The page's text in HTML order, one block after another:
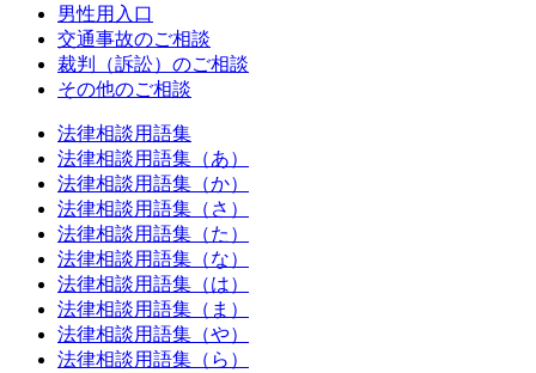
男性用入口
交通事故のご相談
裁判（訴訟）のご相談
その他のご相談
法律相談用語集
法律相談用語集（あ）
法律相談用語集（か）
法律相談用語集（さ）
法律相談用語集（た）
法律相談用語集（な）
法律相談用語集（は）
法律相談用語集（ま）
法律相談用語集（や）
法律相談用語集（ら）